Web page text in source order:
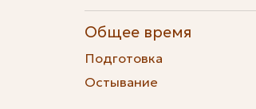
Общее время
Подготовка
Остывание